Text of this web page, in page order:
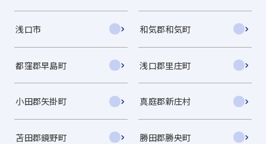
浅口市 和気郡和気町
都窪郡早島町 浅口郡里庄町
小田郡矢掛町 真庭郡新庄村
苫田郡鏡野町 勝田郡勝央町